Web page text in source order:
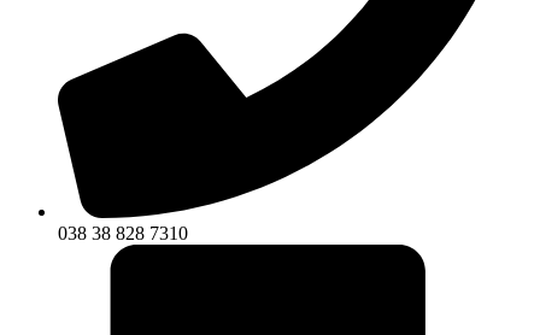
038 38 828 7310